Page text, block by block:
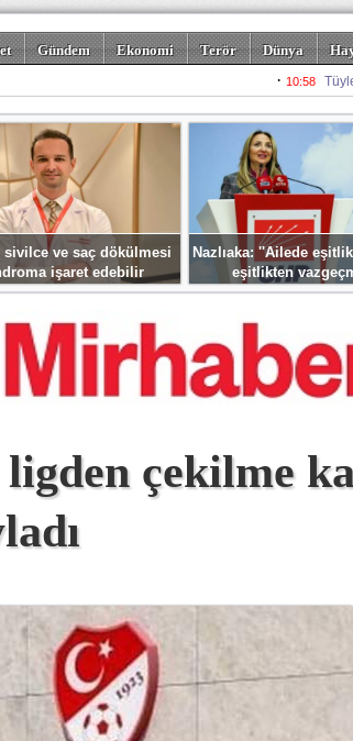
Gündem Ekonomi Terör Dünya
Spor
sivilce ve saç dökülmesi
işaret edebilir
Nazlıaka: ''Ailede
eşitlikten
çekilme